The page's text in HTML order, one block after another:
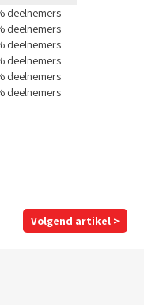
deelnemers
deelnemers
deelnemers
deelnemers
deelnemers
deelnemers
Volgend artikel >